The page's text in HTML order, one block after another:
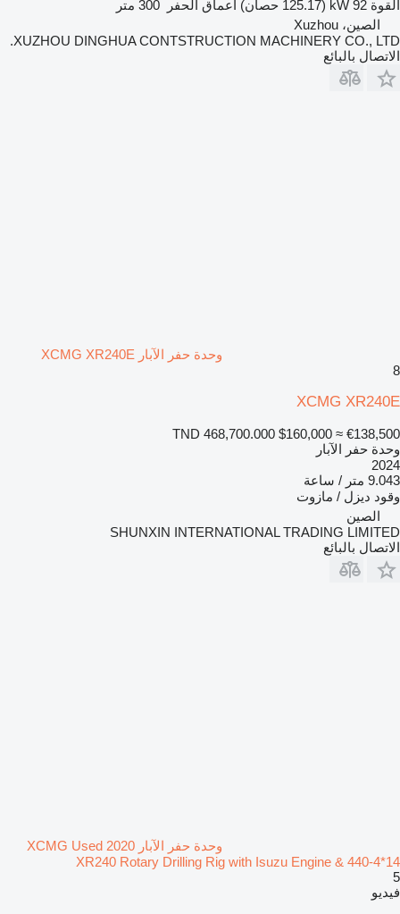
القوة 92 kW (125.17 حصان) أعماق الحفر
300 متر
الصين، Xuzhou
XUZHOU DINGHUA CONTSTRUCTION MACHINERY CO., LTD.
الاتصال بالبائع
وحدة حفر الآبار XCMG XR240E
8
XCMG XR240E
TND 468,700.000 $160,000 ≈ €138,500
وحدة حفر الآبار
2024
9.043 متر / ساعة
وقود ديزل / مازوت
الصين
SHUNXIN INTERNATIONAL TRADING LIMITED
الاتصال بالبائع
وحدة حفر الآبار XCMG Used 2020
XR240 Rotary Drilling Rig with Isuzu Engine & 440-4*14
5
فيديو